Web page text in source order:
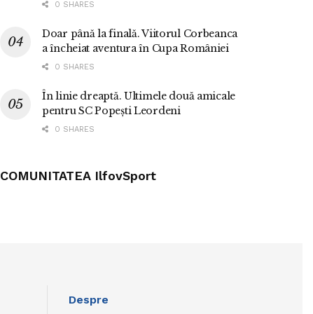
0 SHARES
Doar până la finală. Viitorul Corbeanca
a încheiat aventura în Cupa României
0 SHARES
În linie dreaptă. Ultimele două amicale
pentru SC Popești Leordeni
0 SHARES
COMUNITATEA IlfovSport
Despre